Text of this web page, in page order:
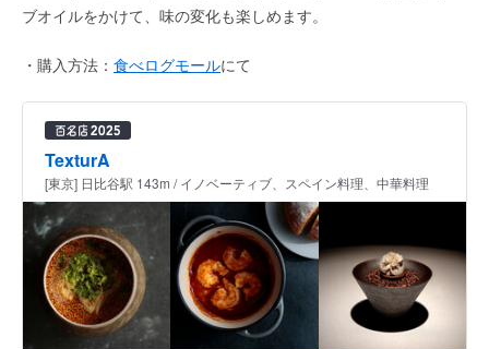
ブオイルをかけて、味の変化も楽しめます。
・購入方法： 食べログモールにて
TexturA
[東京] 日比谷駅 143m / イノベーティブ、スペイン料理、中華料理